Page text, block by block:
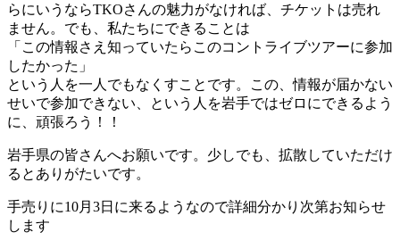
らにいうならTKOさんの魅力がなければ、チケットは売れ
ません。でも、私たちにできることは
「この情報さえ知っていたらこのコントライブツアーに参加
したかった」
という人を一人でもなくすことです。この、情報が届かない
せいで参加できない、という人を岩手ではゼロにできるよう
に、頑張ろう！！
岩手県の皆さんへお願いです。少しでも、拡散していただけ
るとありがたいです。
手売りに10月3日に来るようなので詳細分かり次第お知らせ
します